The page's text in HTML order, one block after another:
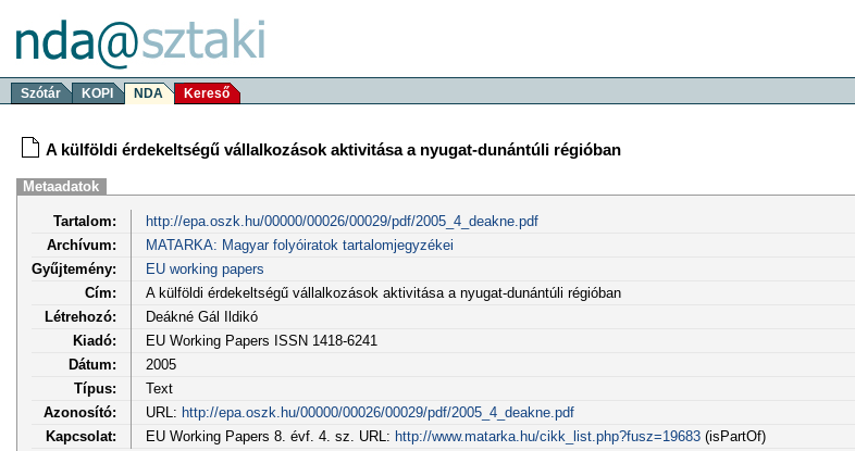
Szótár KOPI NDA Kereső
A külföldi érdekeltségű vállalkozások aktivitása a nyugat-dunántúli régióban
Metaadatok
Tartalom:
http://epa.oszk.hu/00000/00026/00029/pdf/2005_4_deakne.pdf
Archívum:
MATARKA: Magyar folyóiratok tartalomjegyzékei
Gyűjtemény:
EU working papers
Cím:
A külföldi érdekeltségű vállalkozások aktivitása a nyugat-dunántúli régióban
Létrehozó:
Deákné Gál Ildikó
Kiadó:
EU Working Papers ISSN 1418-6241
Dátum:
2005
Típus:
Text
Azonosító:
URL: http://epa.oszk.hu/00000/00026/00029/pdf/2005_4_deakne.pdf
Kapcsolat:
EU Working Papers 8. évf. 4. sz. URL: http://www.matarka.hu/cikk_list.php?fusz=19683(isPartOf)